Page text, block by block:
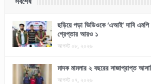
ছড়িয়ে পড়া ভিডিওকে ‘এআই’ দাবি এমপি
গ্রেপ্তার আরও ১
আগস্ট ০৮, ২০২৬
মাদক মামলার ২ বছরের সাজাপ্রাপ্ত
আগস্ট ০৭, ২০২৬